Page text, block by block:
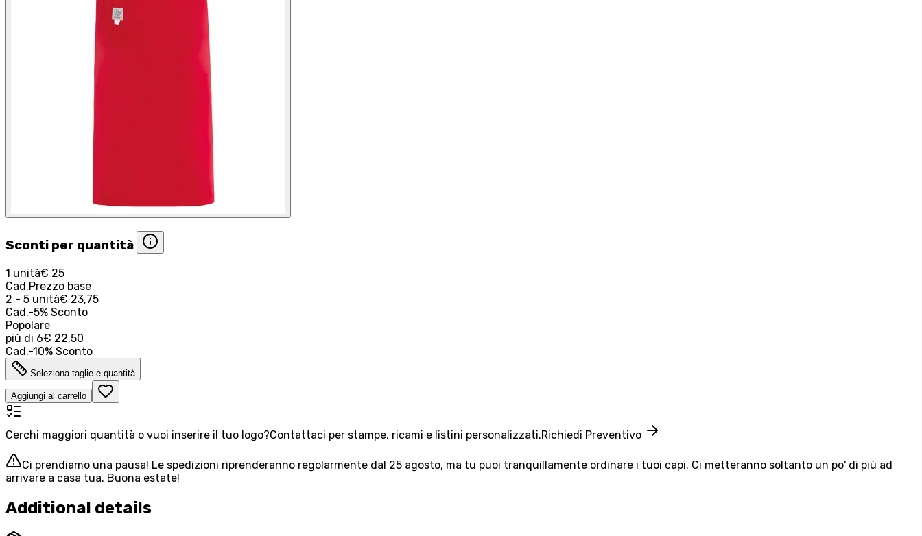
Sconti per quantità
1 unità€ 25
Cad.Prezzo base
2 - 5 unità€ 23,75
Cad.-5% Sconto
Popolare
più di 6€ 22,50
Cad.-10% Sconto
Seleziona taglie e quantità
Aggiungi al carrello
Cerchi maggiori quantità o vuoi inserire il tuo logo?Contattaci per stampe, ricami e listini personalizzati.Richiedi Preventivo
Ci prendiamo una pausa! Le spedizioni riprenderanno regolarmente dal 25 agosto, ma tu puoi tranquillamente ordinare i tuoi capi. Ci metteranno soltanto un po' di più ad
arrivare a casa tua. Buona estate!
Additional details